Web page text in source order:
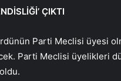
ÇIKTI
Parti Meclisi üyesi
Parti Meclisi üyelikleri